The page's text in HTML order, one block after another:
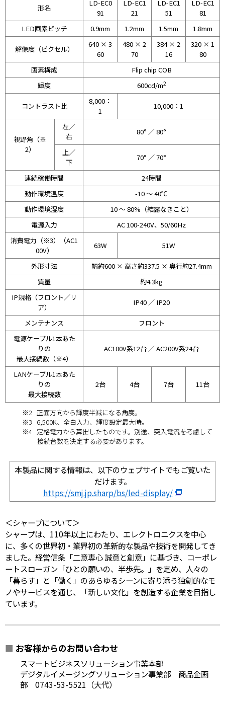
形名
LD-EC0
91
LD-EC1
21
LD-EC1
51
LD-EC1
81
LED画素ピッチ
0.9mm 1.2mm 1.5mm 1.8mm
解像度（ピクセル）
640 × 3
60
480 × 2
70
384 × 2
16
320 × 1
80
画素構成
Flip chip COB
輝度
600cd/m2
コントラスト比
8,000：
1
10,000：1
視野角（※
2）
左／
右
80° ／ 80°
上／
下
70° ／ 70°
連続稼働時間
24時間
動作環境温度
-10 ～ 40℃
動作環境湿度
10 ～ 80%（結露なきこと）
電源入力
AC 100-240V、50/60Hz
消費電力（※3）（AC1
00V）
63W 51W
外形寸法
幅約600 × 高さ約337.5 × 奥行約27.4mm
質量
約4.3kg
IP規格（フロント／リ
ア）
IP40 ／ IP20
メンテナンス
フロント
電源ケーブル1本あた
りの
最大接続数（※4）
AC100V系12台 ／ AC200V系24台
LANケーブル1本あた
りの
最大接続数
2台 4台 7台 11台
※2 正面方向から輝度半減になる角度。
※3 6,500K、全白入力、輝度設定最大時。
※4 定格電力から算出したものです。別途、突入電流を考慮して
接続台数を決定する必要があります。
本製品に関する情報は、以下のウェブサイトでもご覧いた
だけます。
https://smj.jp.sharp/bs/led-display/
＜シャープについて＞
シャープは、110年以上にわたり、エレクトロニクスを中心
に、多くの世界初・業界初の革新的な製品や技術を開発してき
ました。経営信条「二意専心 誠意と創意」に基づき、コーポレ
ートスローガン「ひとの願いの、半歩先。」を定め、人々の
「暮らす」と「働く」のあらゆるシーンに寄り添う独創的なモ
ノやサービスを通じ、「新しい文化」を創造する企業を目指し
ています。
■ お客様からのお問い合わせ
スマートビジネスソリューション事業本部
デジタルイメージングソリューション事業部 商品企画
部 0743-53-5521（大代）